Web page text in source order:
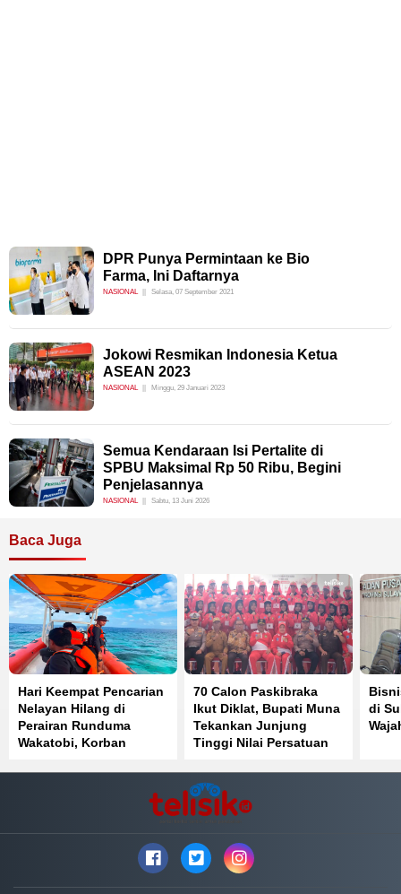
DPR Punya Permintaan ke Bio
Farma, Ini Daftarnya
NASIONAL Selasa, 07 September 2021
Jokowi Resmikan Indonesia Ketua
ASEAN 2023
NASIONAL Minggu, 29 Januari 2023
Semua Kendaraan Isi Pertalite di
SPBU Maksimal Rp 50 Ribu, Begini
Penjelasannya
NASIONAL Sabtu, 13 Juni 2026
Baca Juga
Hari Keempat Pencarian
Nelayan Hilang di
Perairan Runduma
Wakatobi, Korban
70 Calon Paskibraka
Ikut Diklat, Bupati Muna
Tekankan Junjung
Tinggi Nilai Persatuan
di